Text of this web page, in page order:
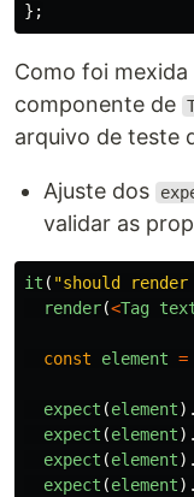
};
Como foi
componente de
arquivo de teste
Ajuste dos
validar as
it ( "should
render(<Tag
const element =
expect (element).
expect (element).
expect (element).
expect (element).